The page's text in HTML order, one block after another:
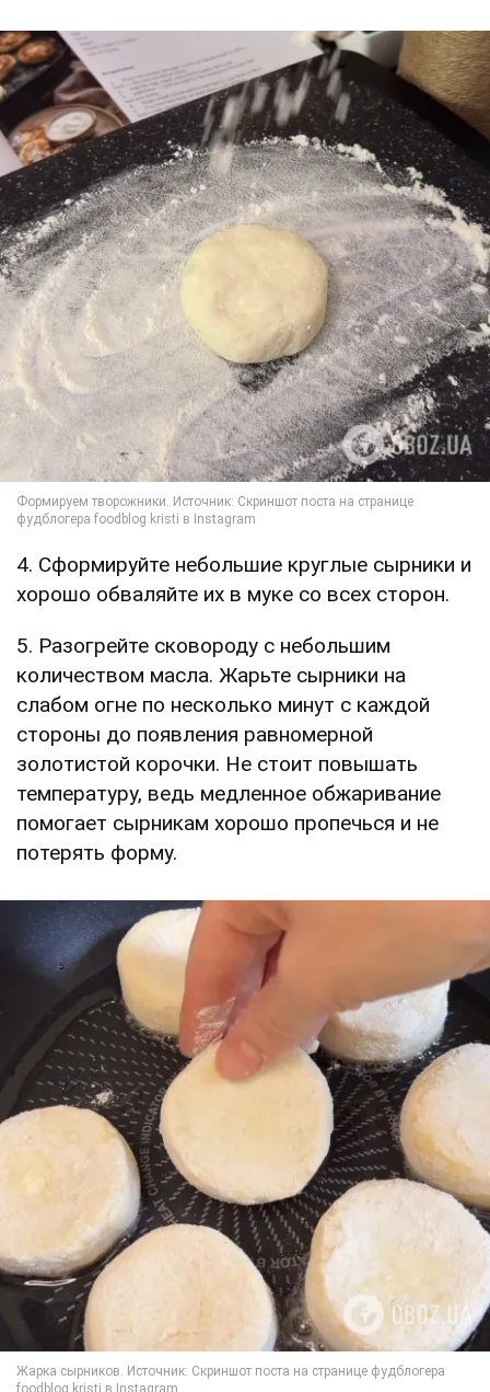
4. Сформируйте небольшие круглые сырники и
хорошо обваляйте их в муке со всех сторон.
5. Разогрейте сковороду с небольшим
количеством масла. Жарьте сырники на
слабом огне по несколько минут с каждой
стороны до появления равномерной
золотистой корочки. Не стоит повышать
температуру, ведь медленное обжаривание
помогает сырникам хорошо пропечься и не
потерять форму.